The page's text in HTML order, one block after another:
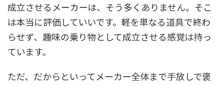
成立させるメーカーは、そう多くありません。そこ
は本当に評価していいです。軽を単なる道具で終わ
らせず、趣味の乗り物として成立させる感覚は持っ
ています。
ただ、だからといってメーカー全体まで手放しで褒